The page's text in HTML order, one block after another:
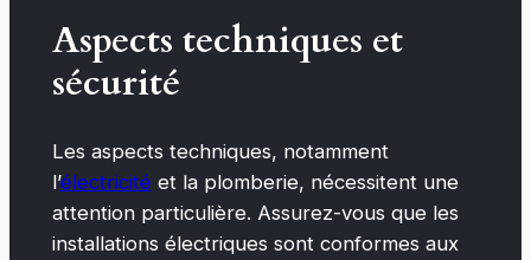
Aspects techniques et
sécurité
Les aspects techniques, notamment
l’électricité et la plomberie, nécessitent une
attention particulière. Assurez-vous que les
installations électriques sont conformes aux